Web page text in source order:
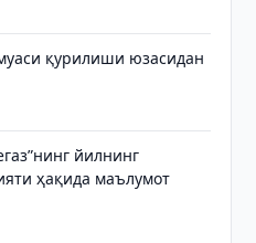
қурилиши юзасидан
йилнинг
ҳақида маълумот